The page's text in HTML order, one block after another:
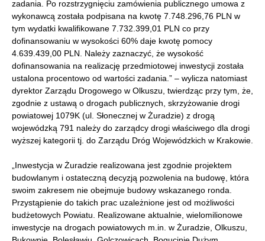
zadania. Po rozstrzygnięciu zamówienia publicznego umowa z
wykonawcą została podpisana na kwotę 7.748.296,76 PLN w
tym wydatki kwalifikowane 7.732.399,01 PLN co przy
dofinansowaniu w wysokości 60% daje kwotę pomocy
4.639.439,00 PLN. Należy zaznaczyć, że wysokość
dofinansowania na realizację przedmiotowej inwestycji została
ustalona procentowo od wartości zadania.” – wylicza natomiast
dyrektor Zarządu Drogowego w Olkuszu, twierdząc przy tym, że,
zgodnie z ustawą o drogach publicznych, skrzyżowanie drogi
powiatowej 1079K (ul. Słonecznej w Żuradzie) z drogą
wojewódzką 791 należy do zarządcy drogi właściwego dla drogi
wyższej kategorii tj. do Zarządu Dróg Wojewódzkich w Krakowie.
„Inwestycja w Żuradzie realizowana jest zgodnie projektem
budowlanym i ostateczną decyzją pozwolenia na budowę, która
swoim zakresem nie obejmuje budowy wskazanego ronda.
Przystąpienie do takich prac uzależnione jest od możliwości
budżetowych Powiatu. Realizowane aktualnie, wielomilionowe
inwestycje na drogach powiatowych m.in. w Żuradzie, Olkuszu,